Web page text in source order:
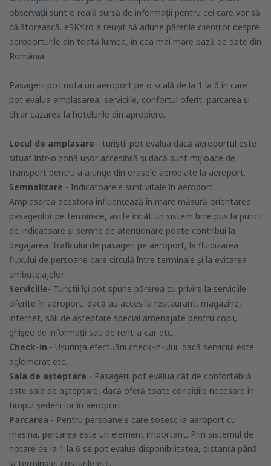
observații sunt o reală sursă de informații pentru cei care vor să
călătorească. eSKY.ro a reușit să adune părerile clienților despre
aeroporturile din toată lumea, în cea mai mare bază de date din
România.
Pasagerii pot nota un aeroport pe o scală de la 1 la 6 în care
pot evalua amplasarea, serviciile, confortul oferit, parcarea și
chiar cazarea la hotelurile din apropiere.
Locul de amplasare - turiștii pot evalua dacă aeroportul este
situat într-o zonă ușor accesibilă și dacă sunt mijloace de
transport pentru a ajunge din orașele apropiate la aeroport.
Semnalizare - Indicatoarele sunt vitale în aeroport.
Amplasarea acestora influențează în mare măsură orientarea
pasagerilor pe terminale, astfe încât un sistem bine pus la punct
de indicatoare și semne de atenționare poate contribui la
degajarea traficului de pasageri pe aeroport, la fluidizarea
fluxului de persoane care circulă între terminale și la evitarea
ambuteiajelor.
Serviciile- Turiștii își pot spune părerea cu privire la serviciile
oferite în aeroport, dacă au acces la restaurant, magazine,
internet, săli de așteptare special amenajate pentru copii,
ghișee de informații sau de rent-a-car etc.
Check-in - Ușurința efectuării check-in-ului, dacă serviciul este
aglomerat etc.
Sala de așteptare - Pasagerii pot evalua cât de confortabilă
este sala de așteptare, dacă oferă toate condițiile necesare în
timpul șederii lor în aeroport.
Parcarea - Pentru persoanele care sosesc la aeroport cu
mașina, parcarea este un element important. Prin sistemul de
notare de la 1 la 6 se pot evalua disponibilitatea, distanța până
la terminale, costurile etc.